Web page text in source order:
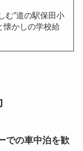
む”道の駅保田小
懐かしの学校給
での車中泊を歓